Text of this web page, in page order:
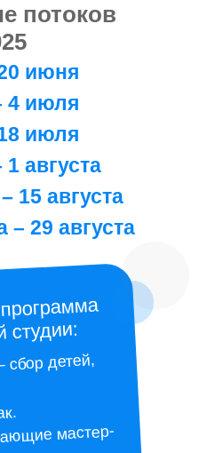
детей,
мастер-
июня
4 июля
июля
августа
15 августа
– 29 августа
потоков